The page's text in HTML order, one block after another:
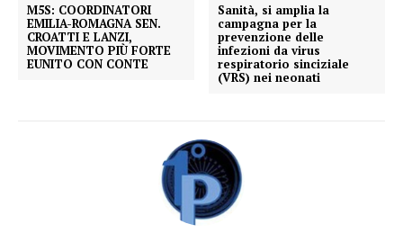
M5S: COORDINATORI
EMILIA-ROMAGNA SEN.
CROATTI E LANZI,
MOVIMENTO PIÙ FORTE
EUNITO CON CONTE
Sanità, si amplia la
campagna per la
prevenzione delle
infezioni da virus
respiratorio sinciziale
(VRS) nei neonati